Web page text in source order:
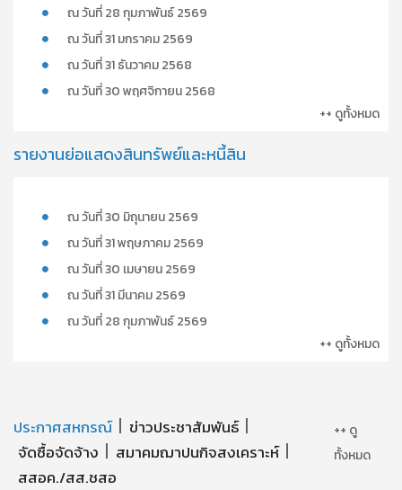
ณ วันที่ 28 กุมภาพันธ์ 2569
ณ วันที่ 31 มกราคม 2569
ณ วันที่ 31 ธันวาคม 2568
ณ วันที่ 30 พฤศจิกายน 2568
++ ดูทั้งหมด
รายงานย่อแสดงสินทรัพย์และหนี้สิน
ณ วันที่ 30 มิถุนายน 2569
ณ วันที่ 31 พฤษภาคม 2569
ณ วันที่ 30 เมษายน 2569
ณ วันที่ 31 มีนาคม 2569
ณ วันที่ 28 กุมภาพันธ์ 2569
++ ดูทั้งหมด
ประกาศสหกรณ์
ข่าวประชาสัมพันธ์
จัดซื้อจัดจ้าง
สมาคมฌาปนกิจสงเคราะห์
สสอค./สส.ชสอ
++ ดู
ทั้งหมด